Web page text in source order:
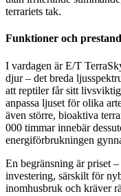
terrariets tak.
Funktioner och
I vardagen är E/T
djur – det breda
att reptiler får sitt
anpassa ljuset för olika
även större, bioaktiva
000 timmar innebär
energiförbrukningen
En begränsning är priset
investering, särskilt för
inomhusbruk och kräver